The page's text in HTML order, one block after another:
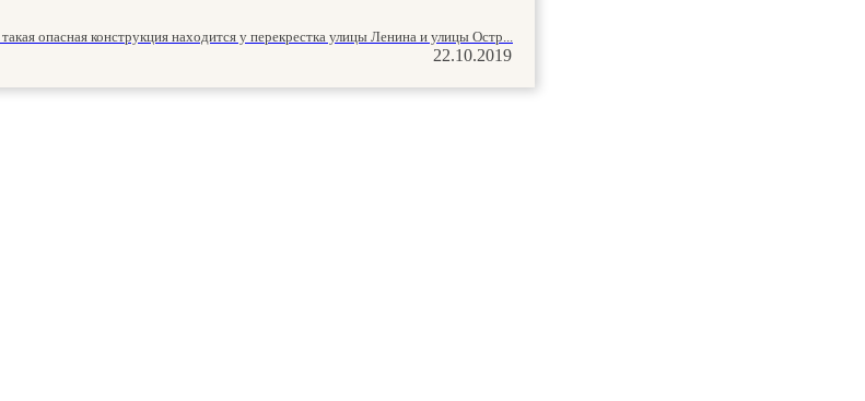
опасная конструкция находится у перекрестка улицы Ленина и улицы Остр...
22.10.2019